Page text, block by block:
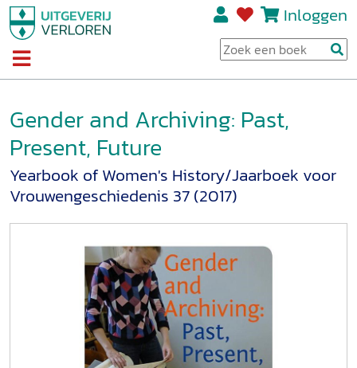
Inloggen
Gender and Archiving: Past,
Present, Future
Yearbook of Women's History/Jaarboek voor
Vrouwengeschiedenis 37 (2017)